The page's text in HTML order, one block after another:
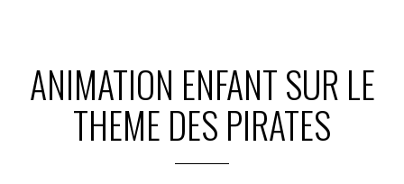
ANIMATION ENFANT SUR LE
THEME DES PIRATES